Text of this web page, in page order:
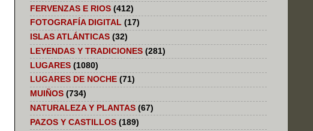
FERVENZAS E RIOS (412)
FOTOGRAFÍA DIGITAL (17)
ISLAS ATLÁNTICAS (32)
LEYENDAS Y TRADICIONES (281)
LUGARES (1080)
LUGARES DE NOCHE (71)
MUIÑOS (734)
NATURALEZA Y PLANTAS (67)
PAZOS Y CASTILLOS (189)